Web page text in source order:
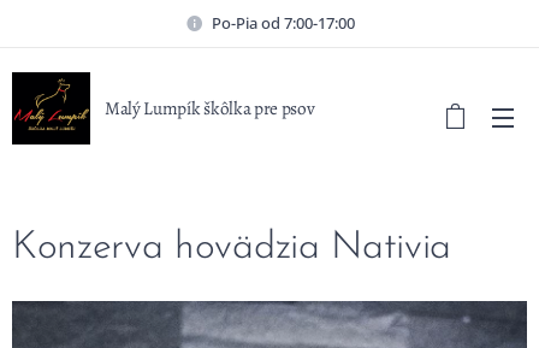
Po-Pia od 7:00-17:00
Malý Lumpík škôlka pre psov
Konzerva hovädzia Nativia